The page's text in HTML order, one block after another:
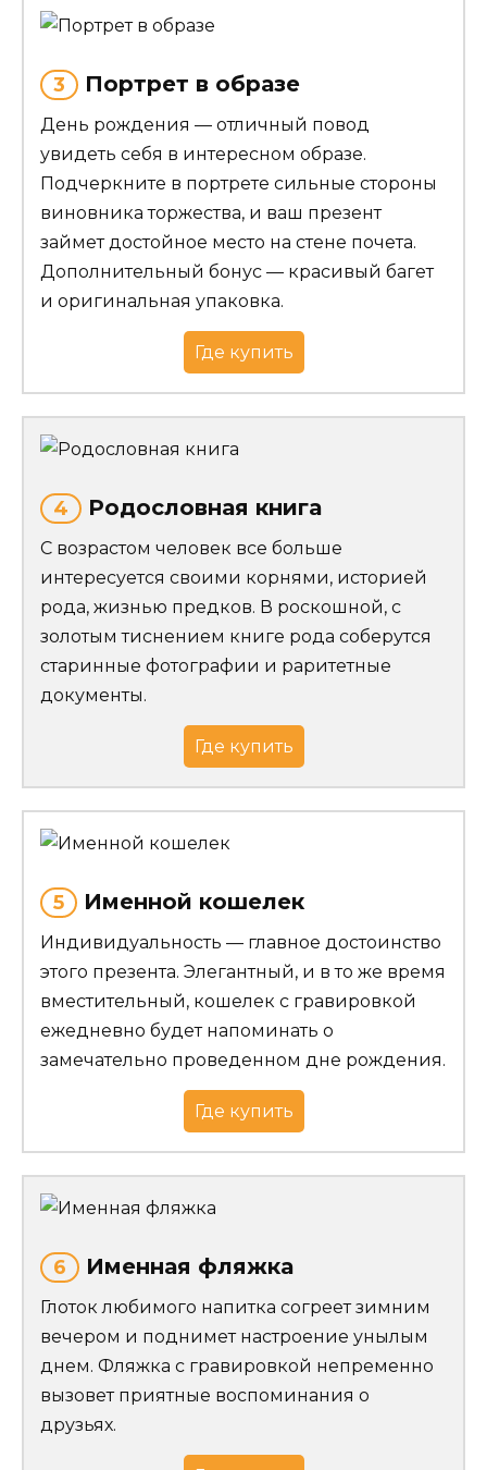
3 Портрет в образе
День рождения — отличный повод
увидеть себя в интересном образе.
Подчеркните в портрете сильные стороны
виновника торжества, и ваш презент
займет достойное место на стене почета.
Дополнительный бонус — красивый багет
и оригинальная упаковка.
Где купить
4 Родословная книга
С возрастом человек все больше
интересуется своими корнями, историей
рода, жизнью предков. В роскошной, с
золотым тиснением книге рода соберутся
старинные фотографии и раритетные
документы.
Где купить
5 Именной кошелек
Индивидуальность — главное достоинство
этого презента. Элегантный, и в то же время
вместительный, кошелек с гравировкой
ежедневно будет напоминать о
замечательно проведенном дне рождения.
Где купить
6 Именная фляжка
Глоток любимого напитка согреет зимним
вечером и поднимет настроение унылым
днем. Фляжка с гравировкой непременно
вызовет приятные воспоминания о
друзьях.